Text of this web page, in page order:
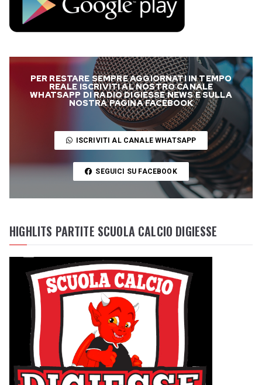
PER RESTARE SEMPRE AGGIORNATI IN TEMPO
REALE ISCRIVITI AL NOSTRO CANALE
WHATSAPP DI RADIO DIGIESSE NEWS E SULLA
NOSTRA PAGINA FACEBOOK
ISCRIVITI AL CANALE WHATSAPP
SEGUICI SU FACEBOOK
HIGHLITS PARTITE SCUOLA CALCIO DIGIESSE